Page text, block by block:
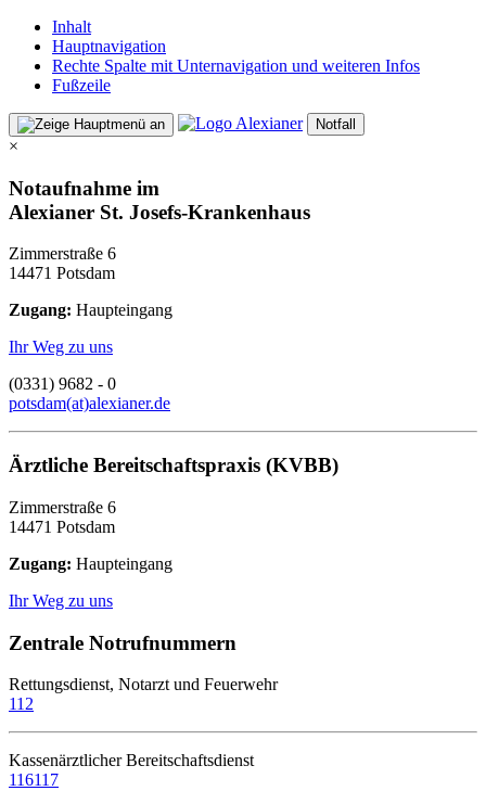
Inhalt
Hauptnavigation
Rechte Spalte mit Unternavigation und weiteren Infos
Fußzeile
Notfall
×
Notaufnahme im
Alexianer St. Josefs-Krankenhaus
Zimmerstraße 6
14471 Potsdam
Zugang: Haupteingang
Ihr Weg zu uns
(0331) 9682 - 0
potsdam(at)alexianer.de
Ärztliche Bereitschaftspraxis (KVBB)
Zimmerstraße 6
14471 Potsdam
Zugang: Haupteingang
Ihr Weg zu uns
Zentrale Notrufnummern
Rettungsdienst, Notarzt und Feuerwehr
112
Kassenärztlicher Bereitschaftsdienst
116117